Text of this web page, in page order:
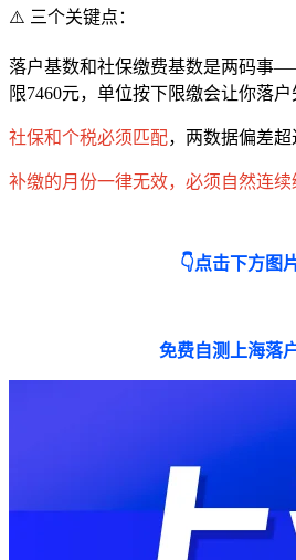
⚠️ 三个关键点：
落户基数和社保缴费基数是两码事
限7460元，单位按下限缴会让你落户
社保和个税必须匹配，两数据偏差超
补缴的月份一律无效，必须自然连续
👇点击下方图
免费自测上海落